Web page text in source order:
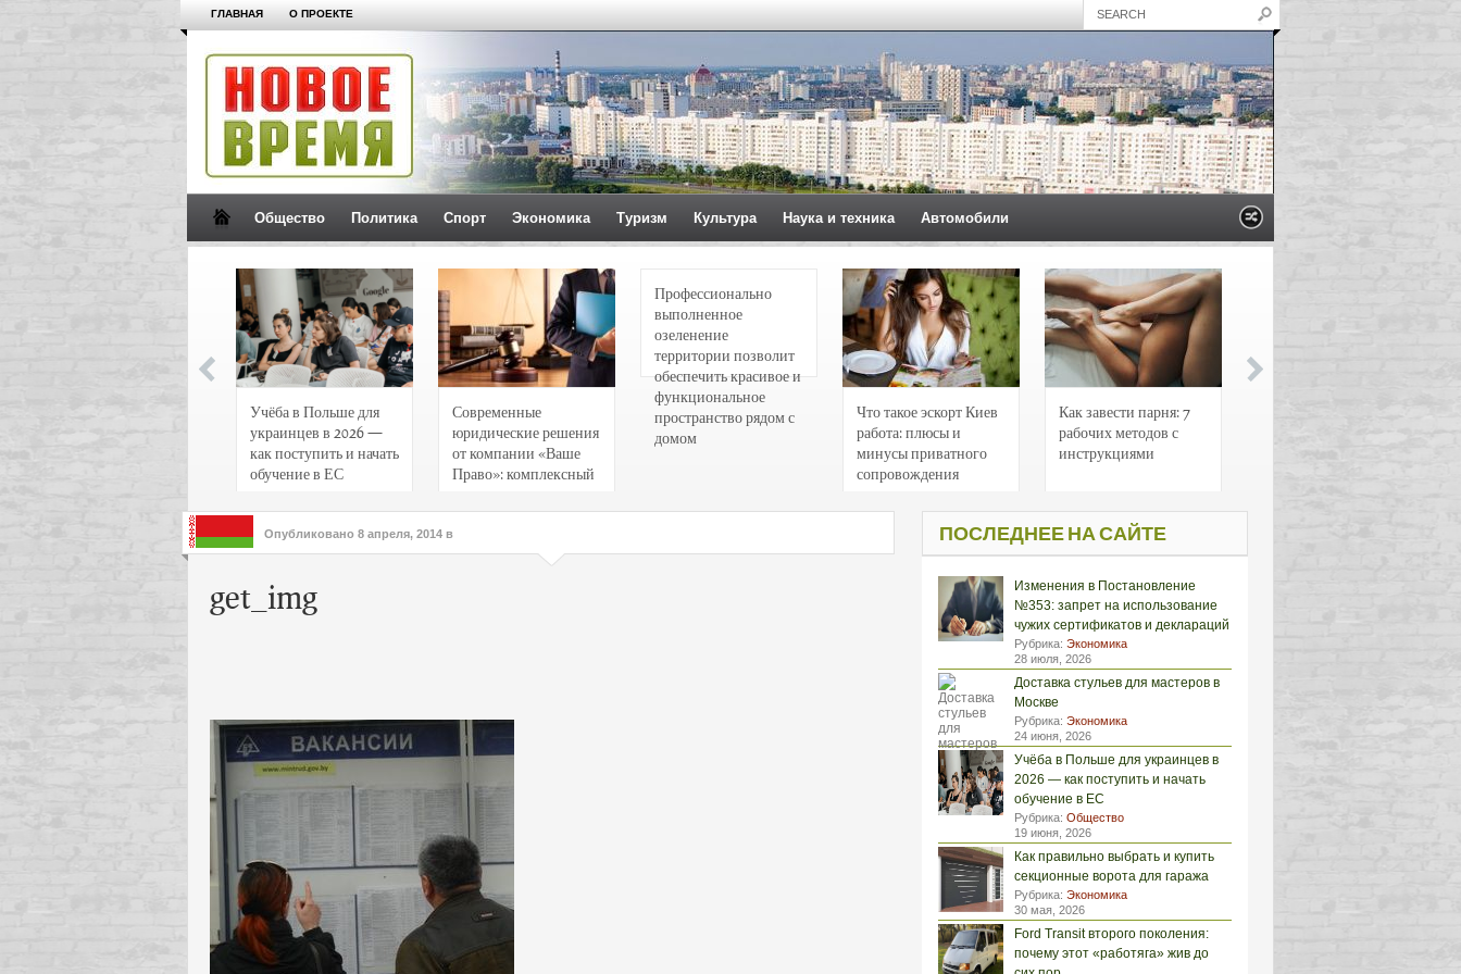
ГЛАВНАЯ О ПРОЕКТЕ
Общество Политика Спорт Экономика Туризм Культура Наука и техника Автомобили
Учёба в Польше для
украинцев в 2026 —
как поступить и начать
обучение в ЕС
Современные
юридические решения
от компании «Ваше
Право»: комплексный
интересов клиентов
Профессионально
выполненное
озеленение
территории позволит
обеспечить красивое и
функциональное
пространство рядом с
домом
Что такое эскорт Киев
работа: плюсы и
минусы приватного
сопровождения
Как завести парня: 7
рабочих методов с
инструкциями
Опубликовано 8 апреля, 2014 в
get_img
ПОСЛЕДНЕЕ НА САЙТЕ
Изменения в Постановление
№353: запрет на использование
чужих сертификатов и деклараций
Рубрика: Экономика
28 июля, 2026
Доставка стульев для мастеров в
Москве
Рубрика: Экономика
24 июня, 2026
Учёба в Польше для украинцев в
2026 — как поступить и начать
обучение в ЕС
Рубрика: Общество
19 июня, 2026
Как правильно выбрать и купить
секционные ворота для гаража
Рубрика: Экономика
30 мая, 2026
Ford Transit второго поколения:
почему этот «работяга» жив до